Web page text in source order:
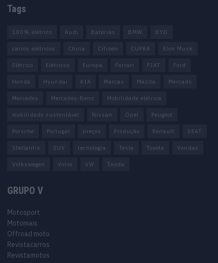
Tags
100% elétrico Audi Baterias BMW BYD
carros elétricos China Citröen CUPRA Elon Musk
Elétrico Elétricos Europa Ferrari FIAT Ford
Honda Hyundai KIA Marcas Mazda Mercado
Mercedes Mercedes-Benz Mobilidade elétrica
mobilidade sustentável Nissan Opel Peugeot
Porsche Portugal preços Produção Renault SEAT
Stellantis SUV tecnologia Tesla Toyota Vendas
Volkswagen Volvo VW Škoda
GRUPO V
Motosport
Motomais
Offroad moto
Revistacarros
Revistamotos